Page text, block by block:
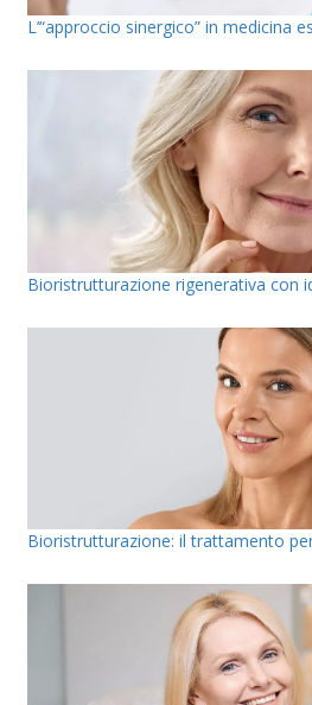
L’“approccio sinergico” in medicina
Bioristrutturazione rigenerativa con
Bioristrutturazione: il trattamento